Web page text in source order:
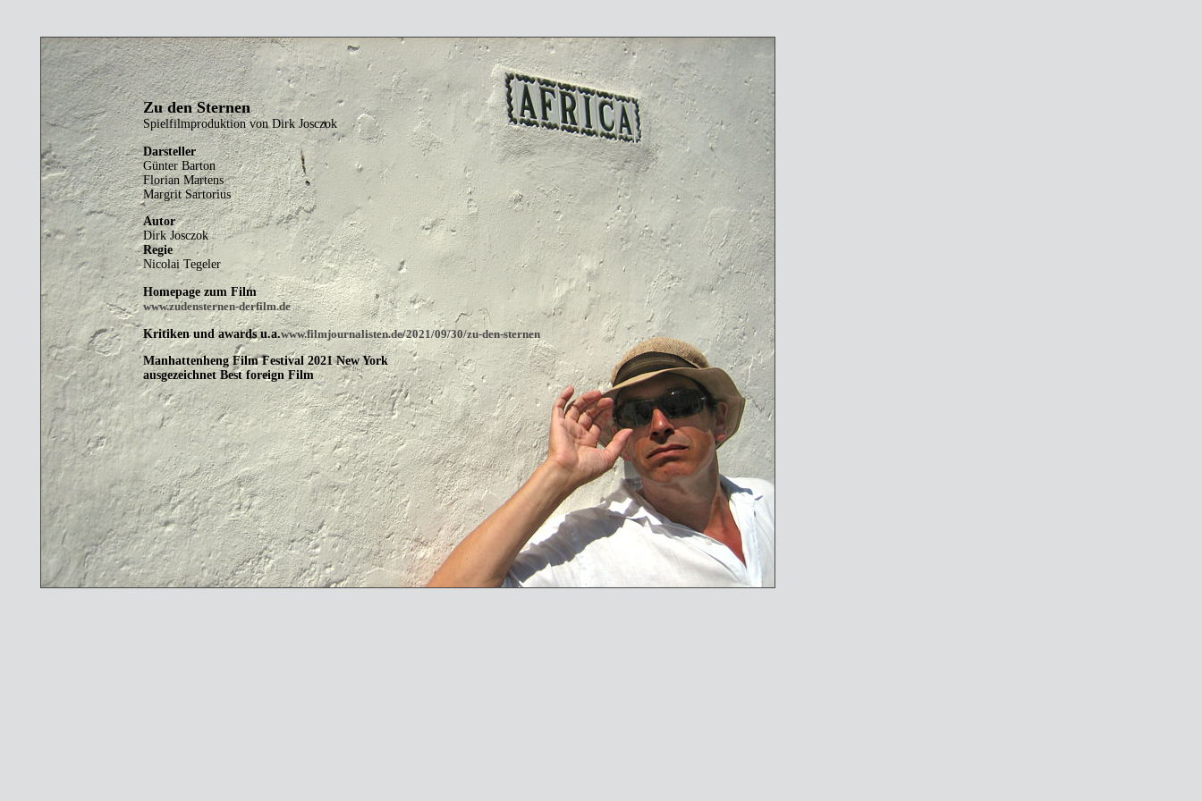
Zu den Sternen
Spielfilmproduktion von Dirk Josczok
Darsteller
Günter Barton
Florian Martens
Margrit Sartorius
Autor
Dirk Josczok
Regie
Nicolai Tegeler
Homepage zum Film
www.zudensternen-derfilm.de
Kritiken und awards u.a.www.filmjournalisten.de/2021/09/30/zu-den-sternen
Manhattenheng Film Festival 2021 New York
ausgezeichnet Best foreign Film